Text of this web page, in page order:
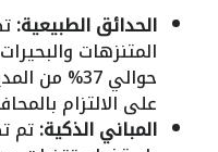
الحدائق الطبيعية:
المتنزهات
حوالي 37%
على الالتزام
المباني الذكية:تم